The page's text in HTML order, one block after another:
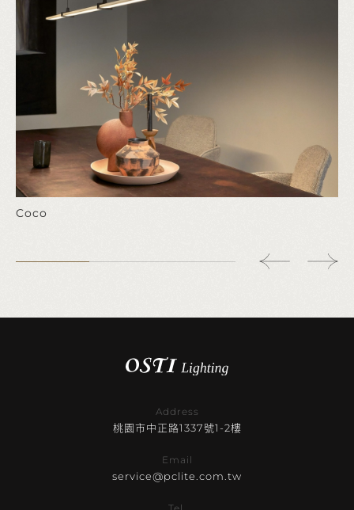
Coco
Address
桃園市中正路1337號1-2樓
Email
service@pclite.com.tw